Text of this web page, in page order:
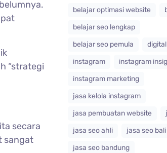
“strategi
secara
sangat
belajar optimasi website
belajar seo lengkap
belajar seo pemula
instagram
instagram
instagram marketing
jasa kelola instagram
jasa pembuatan website
jasa seo ahli
jasa seo bali
jasa seo bandung